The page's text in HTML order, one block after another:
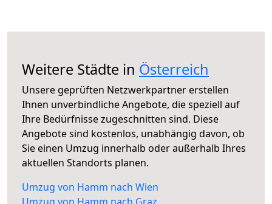
Weitere Städte in Österreich
Unsere geprüften Netzwerkpartner erstellen
Ihnen unverbindliche Angebote, die speziell auf
Ihre Bedürfnisse zugeschnitten sind. Diese
Angebote sind kostenlos, unabhängig davon, ob
Sie einen Umzug innerhalb oder außerhalb Ihres
aktuellen Standorts planen.
Umzug von Hamm nach Wien